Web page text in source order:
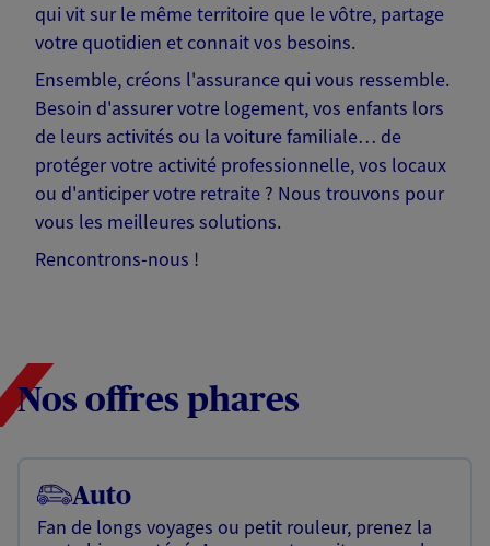
qui vit sur le même territoire que le vôtre, partage
votre quotidien et connait vos besoins.
Ensemble, créons l'assurance qui vous ressemble.
Besoin d'assurer votre logement, vos enfants lors
de leurs activités ou la voiture familiale… de
protéger votre activité professionnelle, vos locaux
ou d'anticiper votre retraite ? Nous trouvons pour
vous les meilleures solutions.
Rencontrons-nous !
Nos offres phares
Auto
Fan de longs voyages ou petit rouleur, prenez la